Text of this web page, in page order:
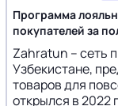
Программа
покупателей за
Zahratun – сеть
Узбекистане,
товаров для
открылся в 2022